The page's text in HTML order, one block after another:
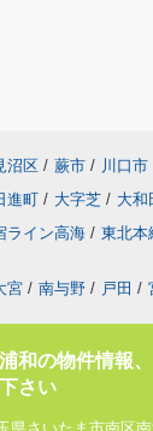
沼区 / 蕨市 / 川口市
進町 / 大字芝 / 大和
ライン高海 / 東北本
宮 / 南与野 / 戸田 /
和の物件情報
さい